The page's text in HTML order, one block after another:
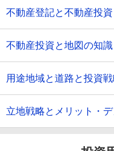
不動産登記と不動産投資
不動産投資と地図の知識
用途地域と道路と投資
立地戦略とメリット・デ